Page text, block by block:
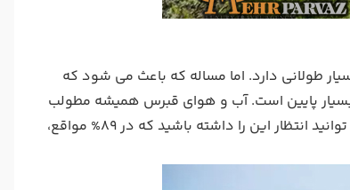
طولانی دارد. اما مساله که باعث می شود که
پایین است. آب و هوای قبرس همیشه مطولب
می توانید انتظار این را داشته باشید که در 89% مواقع،